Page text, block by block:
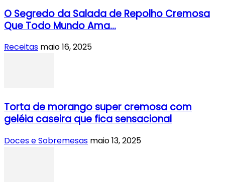
O Segredo da Salada de Repolho Cremosa
Que Todo Mundo Ama...
Receitas maio 16, 2025
Torta de morango super cremosa com
geléia caseira que fica sensacional
Doces e Sobremesas maio 13, 2025